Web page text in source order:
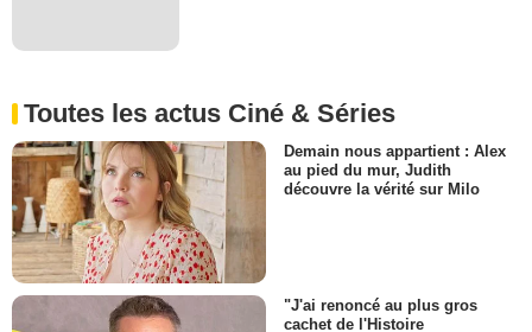
Toutes les actus Ciné & Séries
Demain nous appartient : Alex
au pied du mur, Judith
découvre la vérité sur Milo
"J'ai renoncé au plus gros
cachet de l'Histoire